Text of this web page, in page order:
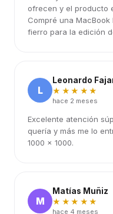
ofrecen y el producto
Compré una
fierro para la edición
L
Leonardo
★★★★★
hace 2 meses
Excelente atención
quería y más me lo
1000 x 1000.
M
Matías Muñiz
★★★★★
hace 4 meses